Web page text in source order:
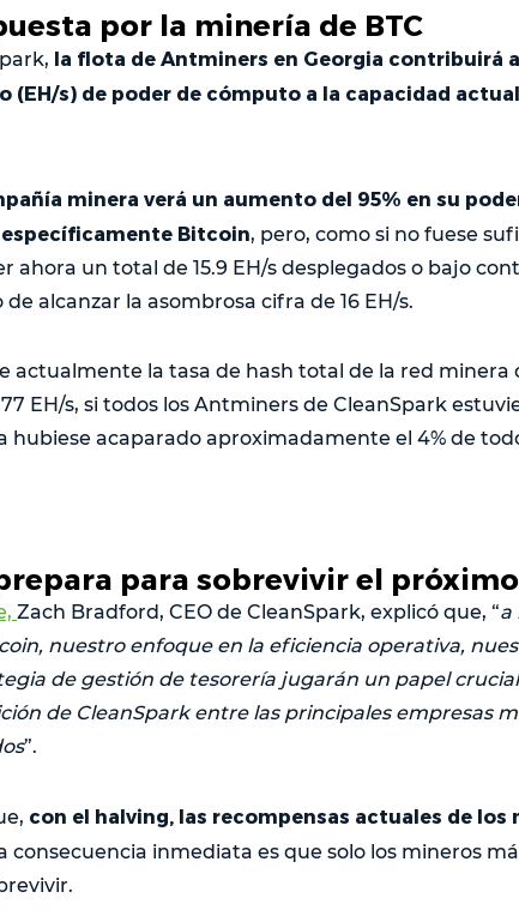
por la minería de BTC
la flota de Antminers en Georgia contribuirá
(EH/s) de poder de cómputo a la capacidad
minera verá un aumento del 95% en su
Bitcoin, pero, como si no fuese
ahora un total de 15.9 EH/s desplegados o bajo
alcanzar la asombrosa cifra de 16 EH/s.
actualmente la tasa de hash total de la red minera
EH/s, si todos los Antminers de CleanSpark
hubiese acaparado aproximadamente el 4% de
para sobrevivir el
Zach Bradford, CEO de CleanSpark, explicó que, “a
nuestro enfoque en la eficiencia operativa,
de gestión de tesorería jugarán un papel
de CleanSpark entre las principales empresas
”.
con el halving, las recompensas actuales de los
consecuencia inmediata es que solo los mineros